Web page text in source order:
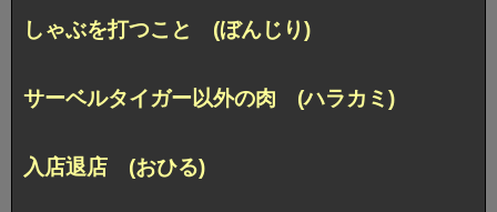
しゃぶを打つこと (ぼんじり)
サーベルタイガー以外の肉 (ハラカミ)
入店退店 (おひる)